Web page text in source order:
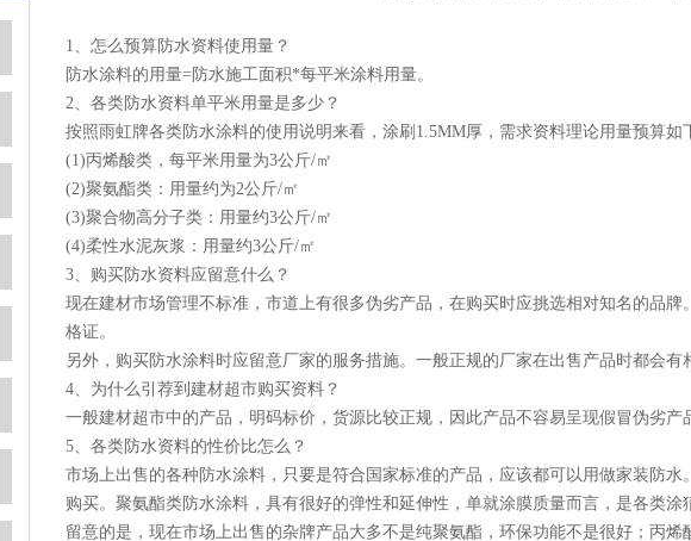
1、怎么预算防水资料使用量？
防水涂料的用量=防水施工面积*每平米涂料用量。
2、各类防水资料单平米用量是多少？
按照雨虹牌各类防水涂料的使用说明来看，涂刷1.5MM厚，需求资料理论用量预算如
(1)丙烯酸类，每平米用量为3公斤/㎡
(2)聚氨酯类：用量约为2公斤/㎡
(3)聚合物高分子类：用量约3公斤/㎡
(4)柔性水泥灰浆：用量约3公斤/㎡
3、购买防水资料应留意什么？
现在建材市场管理不标准，市道上有很多伪劣产品，在购买时应挑选相对知名的品
格证。
另外，购买防水涂料时应留意厂家的服务措施。一般正规的厂家在出售产品时都会有
4、为什么引荐到建材超市购买资料？
一般建材超市中的产品，明码标价，货源比较正规，因此产品不容易呈现假冒伪劣产
5、各类防水资料的性价比怎么？
市场上出售的各种防水涂料，只要是符合国家标准的产品，应该都可以用做家装防
购买。聚氨酯类防水涂料，具有很好的弹性和延伸性，单就涂膜质量而言，是各类
留意的是，现在市场上出售的杂牌产品大多不是纯聚氨酯，环保功能不是很好；丙